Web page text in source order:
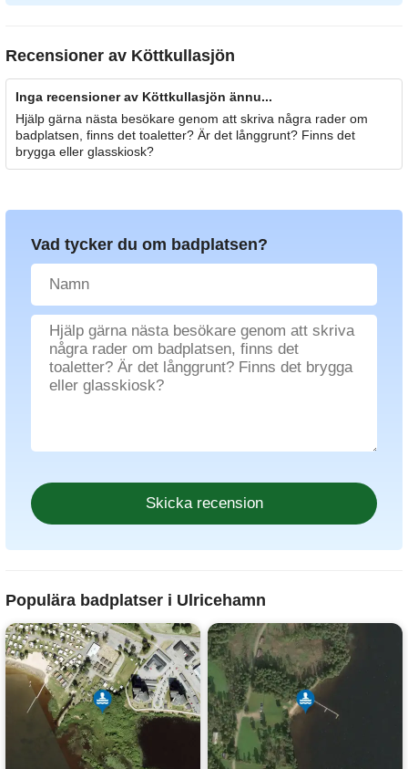
Recensioner av Köttkullasjön
Inga recensioner av Köttkullasjön ännu...
Hjälp gärna nästa besökare genom att skriva några rader om
badplatsen, finns det toaletter? Är det långgrunt? Finns det
brygga eller glasskiosk?
Vad tycker du om badplatsen?
Populära badplatser i Ulricehamn